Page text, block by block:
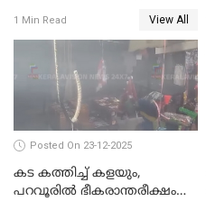
വേണ്ടിയുള്ള
പിടിവലിക്കിടയിൽ
അപ്പൂപ്പനെതിരെ പോക്സോ
കേസ് ഒടുവിൽ 4 ജീവനുകൾ
പൊലിഞ്ഞു
1 Min Read View All
Posted On 23-12-2025
കട കത്തിച്ച് കളയും,
പറവൂരില്‍ ഭീകരാന്തരീക്ഷം